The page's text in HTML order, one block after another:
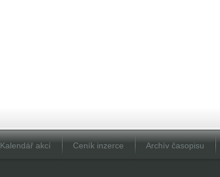
Kalendář akcí Ceník inzerce Archív časopisu